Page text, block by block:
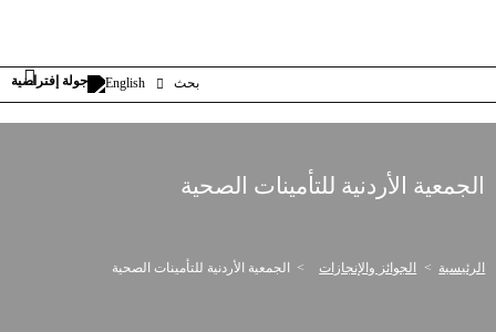
بحث English
الجمعية الأردنية للتأمينات الصحية
الرئيسية الجوائز والإنجازات الجمعية الأردنية للتأمينات الصحية